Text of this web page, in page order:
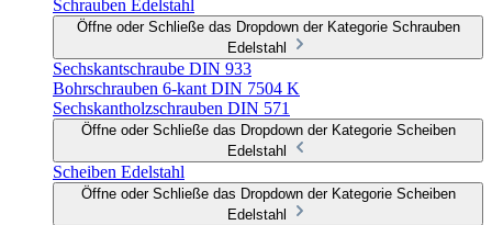
Schrauben Edelstahl
Öffne oder Schließe das Dropdown der Kategorie Schrauben
Edelstahl
Sechskantschraube DIN 933
Bohrschrauben 6-kant DIN 7504 K
Sechskantholzschrauben DIN 571
Öffne oder Schließe das Dropdown der Kategorie Scheiben
Edelstahl
Scheiben Edelstahl
Öffne oder Schließe das Dropdown der Kategorie Scheiben
Edelstahl